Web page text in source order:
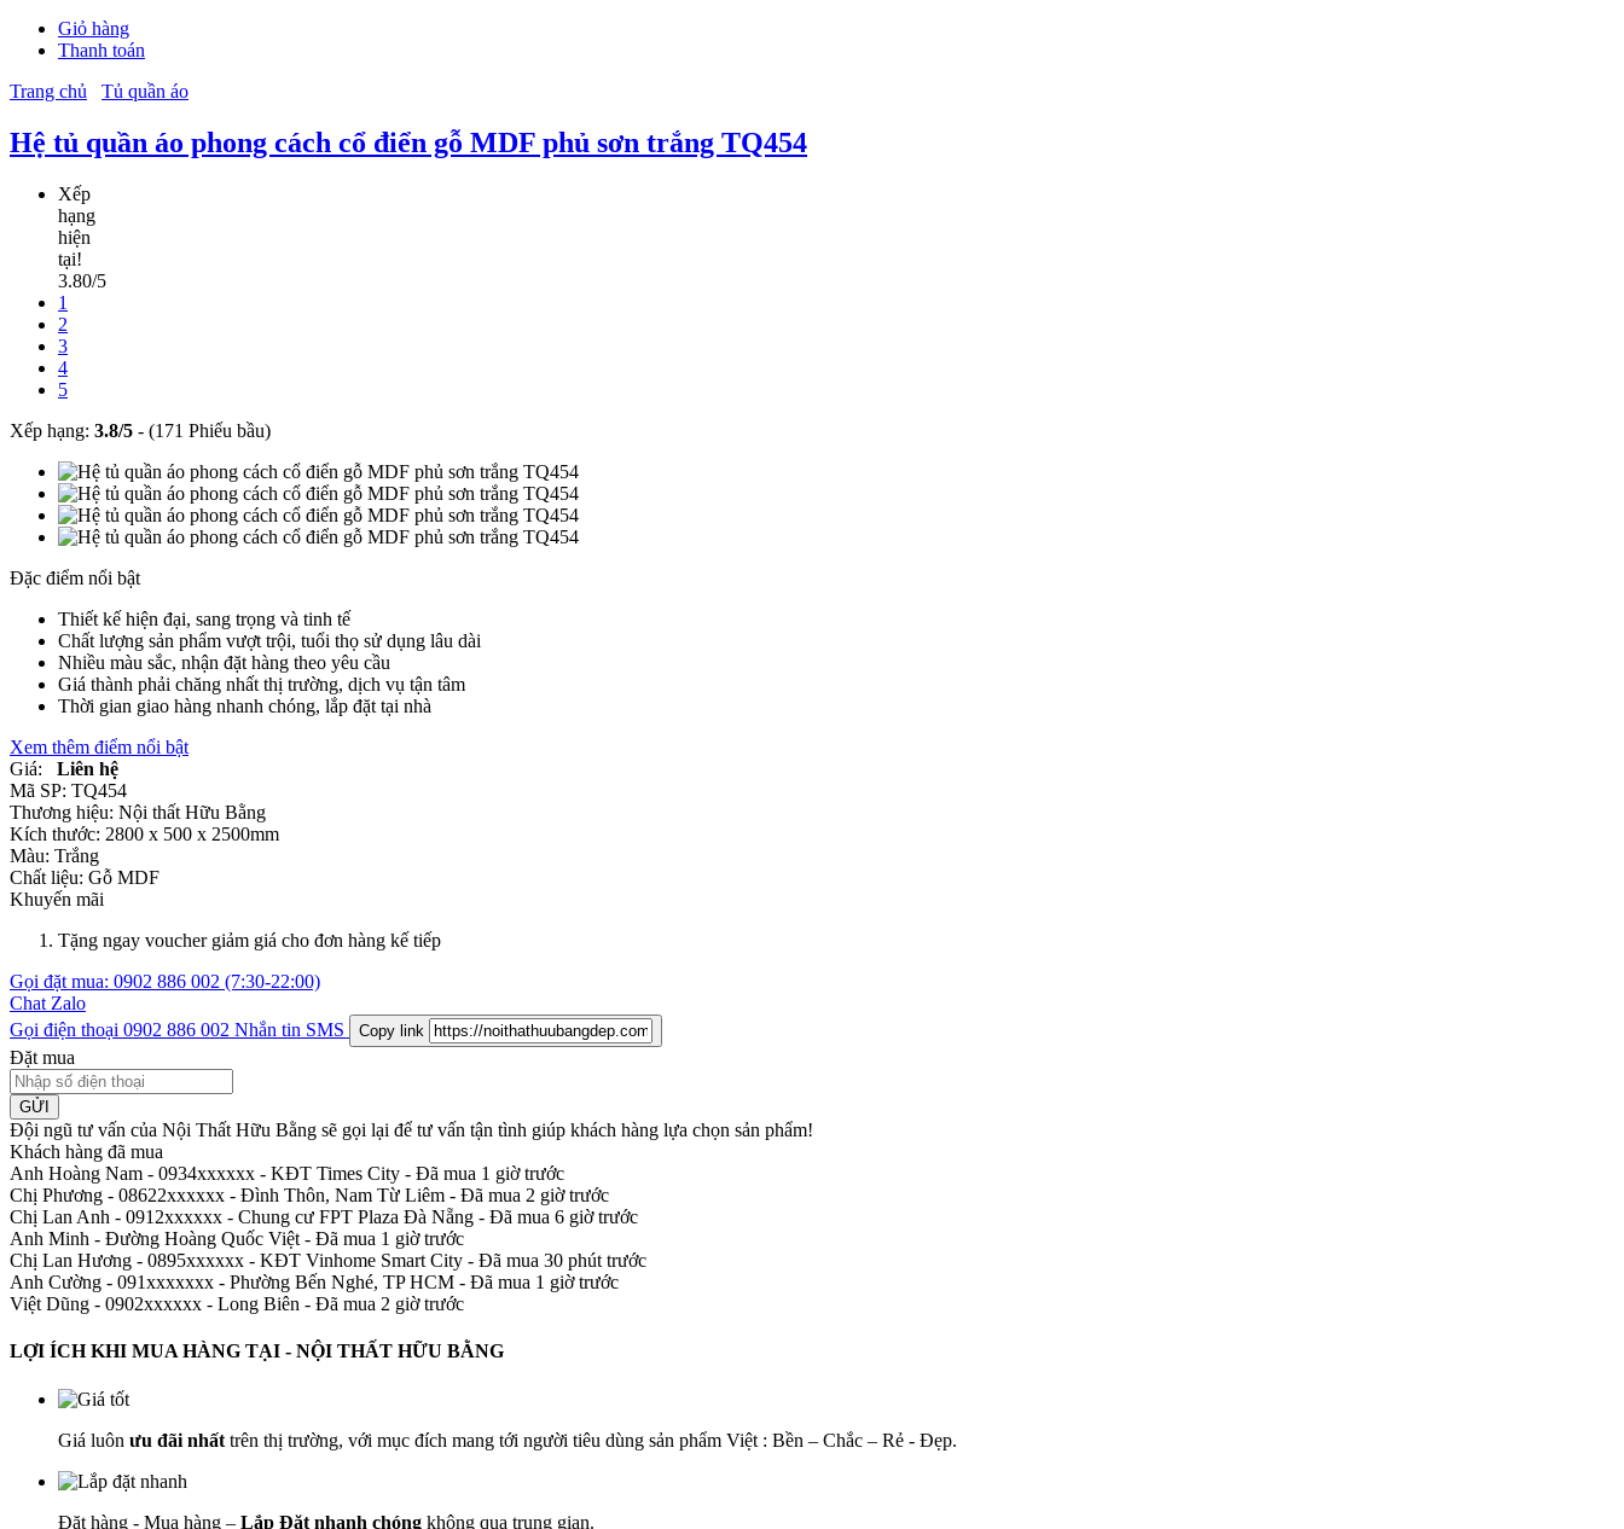
Giỏ hàng
Thanh toán
Trang chủ
Tủ quần áo
Hệ tủ quần áo phong cách cổ điển gỗ MDF phủ sơn trắng TQ454
Xếp
hạng
hiện
tại!
3.80/5
1
2
3
4
5
Xếp hạng: 3.8/5 - (171 Phiếu bầu)
Đặc điểm nổi bật
Thiết kế hiện đại, sang trọng và tinh tế
Chất lượng sản phẩm vượt trội, tuổi thọ sử dụng lâu dài
Nhiều màu sắc, nhận đặt hàng theo yêu cầu
Giá thành phải chăng nhất thị trường, dịch vụ tận tâm
Thời gian giao hàng nhanh chóng, lắp đặt tại nhà
Xem thêm điểm nổi bật
Giá:
Liên hệ
Mã SP: TQ454
Thương hiệu: Nội thất Hữu Bằng
Kích thước: 2800 x 500 x 2500mm
Màu: Trắng
Chất liệu: Gỗ MDF
Khuyến mãi
Tặng ngay voucher giảm giá cho đơn hàng kế tiếp
Gọi đặt mua: 0902 886 002 (7:30-22:00)
Chat Zalo
Gọi điện thoại 0902 886 002 Nhắn tin SMS Copy link
Đặt mua
GỬI
Đội ngũ tư vấn của Nội Thất Hữu Bằng sẽ gọi lại để tư vấn tận tình giúp khách hàng lựa chọn sản phẩm!
Khách hàng đã mua
Anh Hoàng Nam - 0934xxxxxx - KĐT Times City - Đã mua 1 giờ trước
Chị Phương - 08622xxxxxx - Đình Thôn, Nam Từ Liêm - Đã mua 2 giờ trước
Chị Lan Anh - 0912xxxxxx - Chung cư FPT Plaza Đà Nẵng - Đã mua 6 giờ trước
Anh Minh - Đường Hoàng Quốc Việt - Đã mua 1 giờ trước
Chị Lan Hương - 0895xxxxxx - KĐT Vinhome Smart City - Đã mua 30 phút trước
Anh Cường - 091xxxxxxx - Phường Bến Nghé, TP HCM - Đã mua 1 giờ trước
Việt Dũng - 0902xxxxxx - Long Biên - Đã mua 2 giờ trước
LỢI ÍCH KHI MUA HÀNG TẠI - NỘI THẤT HỮU BẰNG
Giá luôn ưu đãi nhất trên thị trường, với mục đích mang tới người tiêu dùng sản phẩm Việt : Bền – Chắc – Rẻ - Đẹp.
Đặt hàng - Mua hàng – Lắp Đặt nhanh chóng không qua trung gian.